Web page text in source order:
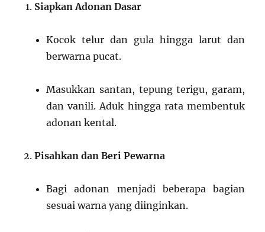
Siapkan Adonan Dasar
Kocok telur dan gula hingga larut dan
berwarna pucat.
Masukkan santan, tepung terigu, garam,
dan vanili. Aduk hingga rata membentuk
adonan kental.
Pisahkan dan Beri Pewarna
Bagi adonan menjadi beberapa bagian
sesuai warna yang diinginkan.